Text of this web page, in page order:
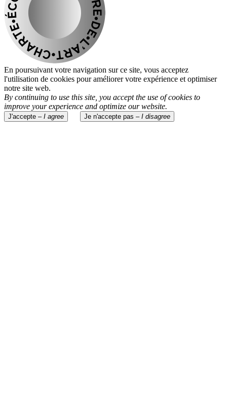
En poursuivant votre navigation sur ce site, vous acceptez
l'utilisation de cookies pour améliorer votre expérience et optimiser
notre site web.
By continuing to use this site, you accept the use of cookies to
improve your experience and optimize our website.
J'accepte – I agree Je n'accepte pas – I disagree